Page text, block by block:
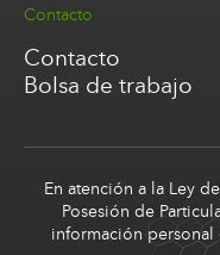
Contacto
Contacto
Bolsa de trabajo
En atención a la Ley
Posesión de
información personal